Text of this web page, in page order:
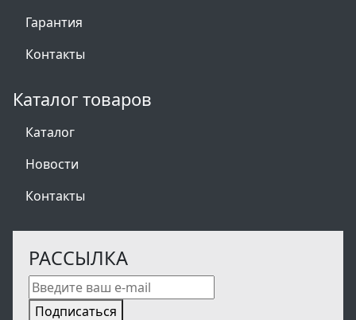
Гарантия
Контакты
Каталог товаров
Каталог
Новости
Контакты
РАССЫЛКА
Подписаться